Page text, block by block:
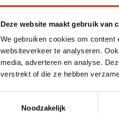
Deze website maakt gebruik van
We gebruiken cookies om
websiteverkeer te analyseren.
media, adverteren en analyse.
verstrekt of die ze hebben
Noodzakelijk
Teak houten
Op voorraad